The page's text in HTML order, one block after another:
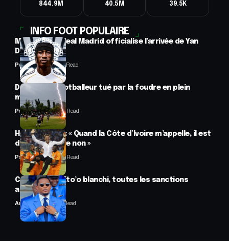
844.9M 40.5M 39.5K
INFO FOOT POPULAIRE
Mercato : Le Real Madrid officialise l’arrivée de Yan
Diomandé
Panafrofoot1 Min Read
Drame : un footballeur tué par la foudre en plein
match
Panafrofoot2 Min Read
Hervé Renard : « Quand la Côte d’Ivoire m’appelle, il est
difficile de dire non »
Panafrofoot2 Min Read
CAF : Samuel Eto’o blanchi, toutes les sanctions
annulées
Anselme AVI2 Min Read